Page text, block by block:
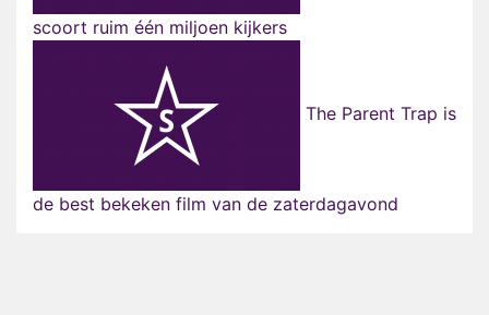
scoort ruim één miljoen kijkers
The Parent Trap is
de best bekeken film van de zaterdagavond